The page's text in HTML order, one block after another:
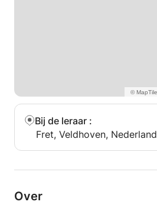
Bij de leraar :
Fret, Veldhoven, Nederland
Over